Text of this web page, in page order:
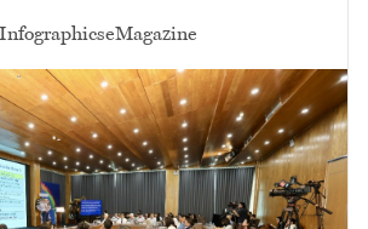
InfographicseMagazine